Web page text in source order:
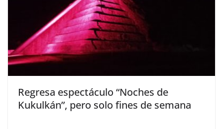
Regresa espectáculo “Noches de
Kukulkán”, pero solo fines de semana